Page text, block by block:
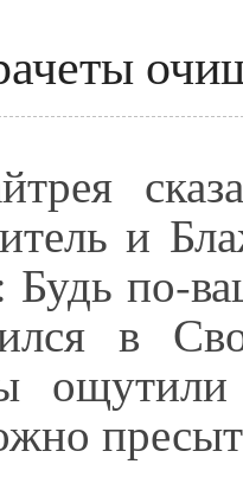
и
Будь по-
в